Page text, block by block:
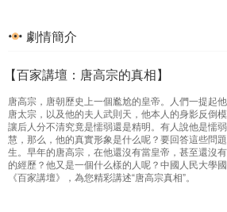
劇情簡介
【百家講壇：唐高宗的真相】
唐高宗，唐朝歷史上一個尷尬的皇帝。人們一提起他
唐太宗，以及他的夫人武則天，他本人的身影反
讓后人分不清究竟是懦弱還是精明。有人說他是
慧，那么，他的真實形象是什么呢？要回答
生。早年的唐高宗，在他還沒有當皇帝，甚至還
的經歷？他又是一個什么樣的人呢？中國人民大學
《百家講壇》，為您精彩講述“唐高宗真相”。